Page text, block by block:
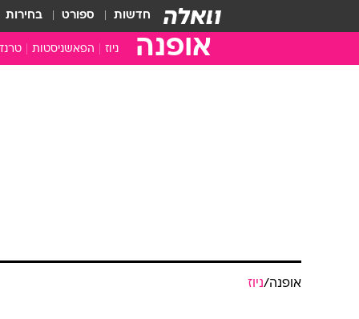
חדשות ספורט בחירות
אופנה ניוז הפאשניסטות
אופנה/ניוז